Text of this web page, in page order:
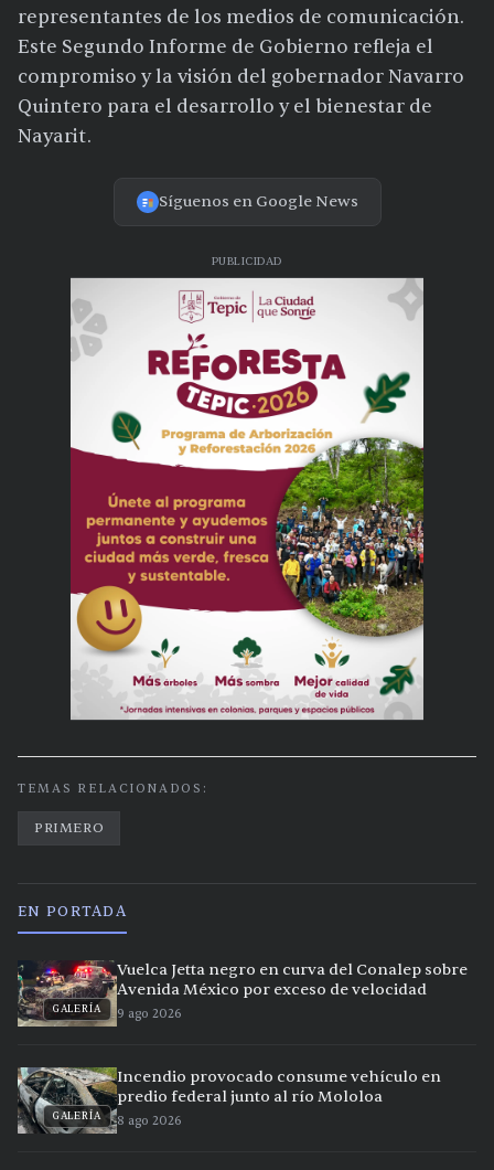
representantes de los medios de comunicación.
Este Segundo Informe de Gobierno refleja el
compromiso y la visión del gobernador Navarro
Quintero para el desarrollo y el bienestar de
Nayarit.
Síguenos en Google News
PUBLICIDAD
TEMAS RELACIONADOS:
PRIMERO
EN PORTADA
GALERÍA
Vuelca Jetta negro en curva del Conalep sobre
Avenida México por exceso de velocidad
9 ago 2026
GALERÍA
Incendio provocado consume vehículo en
predio federal junto al río Mololoa
8 ago 2026